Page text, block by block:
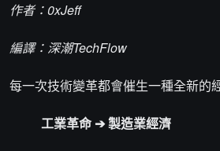
作者：0xJeff
編譯：深潮TechFlow
每一次技術變革都會催生一種全新的
工業革命 ➔ 製造業經濟